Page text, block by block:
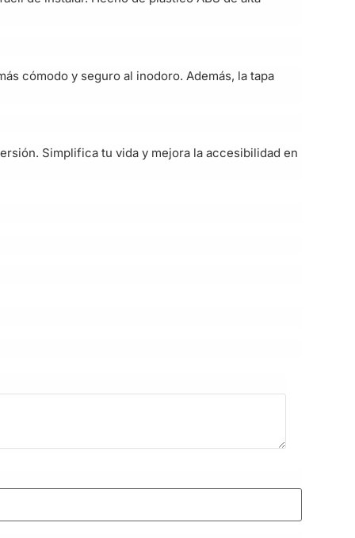
cómodo y seguro al inodoro. Además, la tapa
Simplifica tu vida y mejora la accesibilidad en